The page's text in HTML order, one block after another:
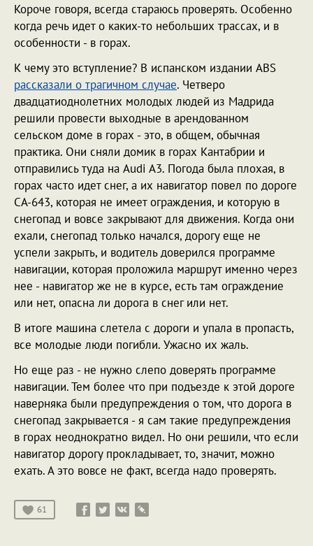
Короче говоря, всегда стараюсь проверять. Особенно
когда речь идет о каких-то небольших трассах, и в
особенности - в горах.
К чему это вступление? В испанском издании ABS
рассказали о трагичном случае. Четверо
двадцатиоднолетних молодых людей из Мадрида
решили провести выходные в арендованном
сельском доме в горах - это, в общем, обычная
практика. Они сняли домик в горах Кантабрии и
отправились туда на Audi A3. Погода была плохая, в
горах часто идет снег, а их навигатор повел по дороге
CA-643, которая не имеет ограждения, и которую в
снегопад и вовсе закрывают для движения. Когда они
ехали, снегопад только начался, дорогу еще не
успели закрыть, и водитель доверился программе
навигации, которая проложила маршрут именно через
нее - навигатор же не в курсе, есть там ограждение
или нет, опасна ли дорога в снег или нет.
В итоге машина слетела с дороги и упала в пропасть,
все молодые люди погибли. Ужасно их жаль.
Но еще раз - не нужно слепо доверять программе
навигации. Тем более что при подъезде к этой дороге
наверняка были предупреждения о том, что дорога в
снегопад закрывается - я сам такие предупреждения
в горах неоднократно видел. Но они решили, что если
навигатор дорогу прокладывает, то, значит, можно
ехать. А это вовсе не факт, всегда надо проверять.
61